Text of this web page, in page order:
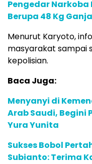
Pengedar
Berupa 48 Kg
Menurut Karyoto,
masyarakat sampai
kepolisian.
Baca Juga:
Menyanyi di
Arab Saudi, Begini
Yura Yunita
Sukses Bobol
Subianto: Terima